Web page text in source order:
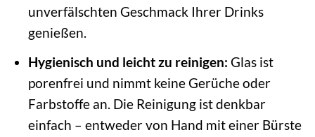
unverfälschten Geschmack Ihrer Drinks
genießen.
Hygienisch und leicht zu reinigen: Glas ist
porenfrei und nimmt keine Gerüche oder
Farbstoffe an. Die Reinigung ist denkbar
einfach – entweder von Hand mit einer Bürste